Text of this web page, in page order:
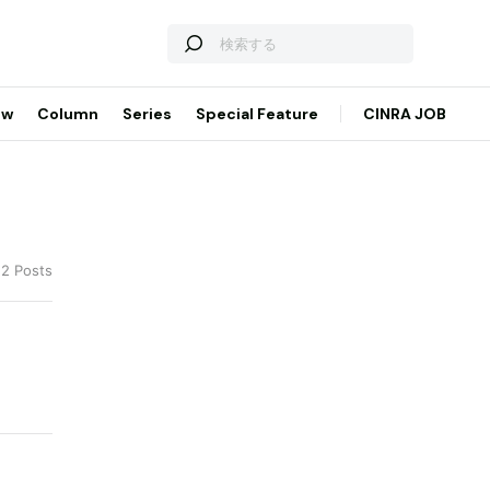
Column Series Special Feature CINRA JOB
Posts